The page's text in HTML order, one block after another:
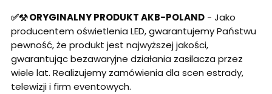
✅⚒️ ORYGINALNY PRODUKT AKB-POLAND - Jako
producentem oświetlenia LED, gwarantujemy Państwu
pewność, że produkt jest najwyższej jakości,
gwarantując bezawaryjne działania zasilacza przez
wiele lat. Realizujemy zamówienia dla scen estrady,
telewizji i firm eventowych.